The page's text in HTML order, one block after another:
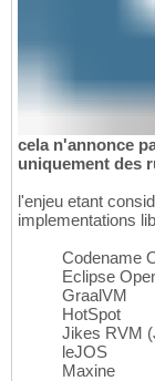
cela n'annonce
uniquement des
l'enjeu etant
implementations
Codename
Eclipse
GraalVM
HotSpot
Jikes RVM
leJOS
Maxine